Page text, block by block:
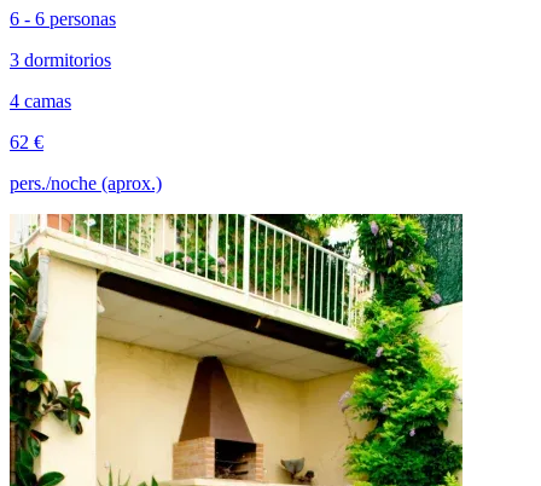
6 - 6 personas
3 dormitorios
4 camas
62 €
pers./noche (aprox.)